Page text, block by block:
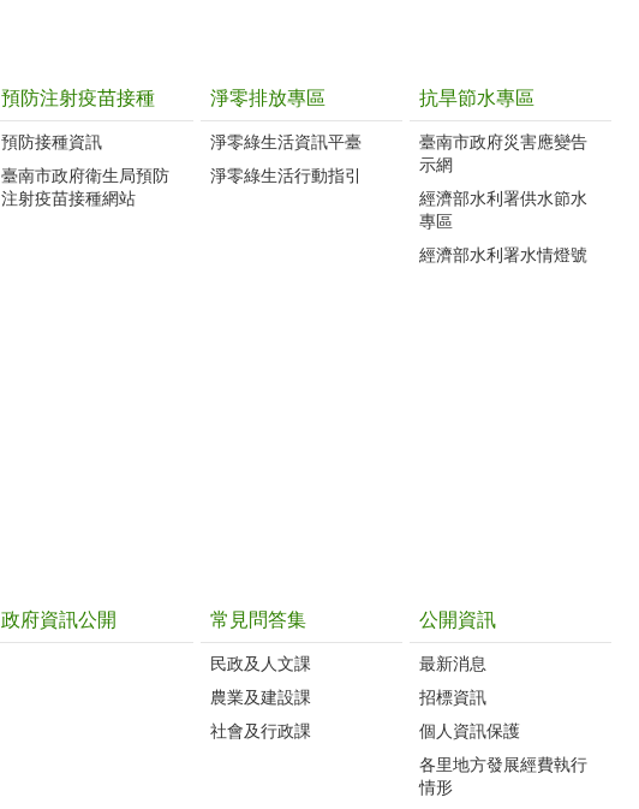
預防注射疫苗接種
預防接種資訊
臺南市政府衛生局預防
注射疫苗接種網站
淨零排放專區
淨零綠生活資訊平臺
淨零綠生活行動指引
抗旱節水專區
臺南市政府災害應變告
示網
經濟部水利署供水節水
專區
經濟部水利署水情燈號
政府資訊公開 常見問答集
民政及人文課
農業及建設課
社會及行政課
公開資訊
最新消息
招標資訊
個人資訊保護
各里地方發展經費執行
情形